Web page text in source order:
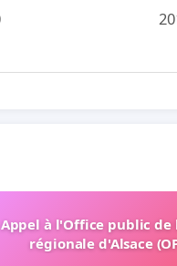
Appel à l'Office public de
régionale d'Alsace